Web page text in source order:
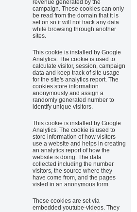
revenue generated by the
campaign. These cookies can only
be read from the domain that it is
set on so it will not track any data
while browsing through another
sites.
This cookie is installed by Google
Analytics. The cookie is used to
calculate visitor, session, campaign
data and keep track of site usage
for the site's analytics report. The
cookies store information
anonymously and assign a
randomly generated number to
identify unique visitors.
This cookie is installed by Google
Analytics. The cookie is used to
store information of how visitors
use a website and helps in creating
an analytics report of how the
website is doing. The data
collected including the number
visitors, the source where they
have come from, and the pages
visted in an anonymous form.
These cookies are set via
embedded youtube-videos. They